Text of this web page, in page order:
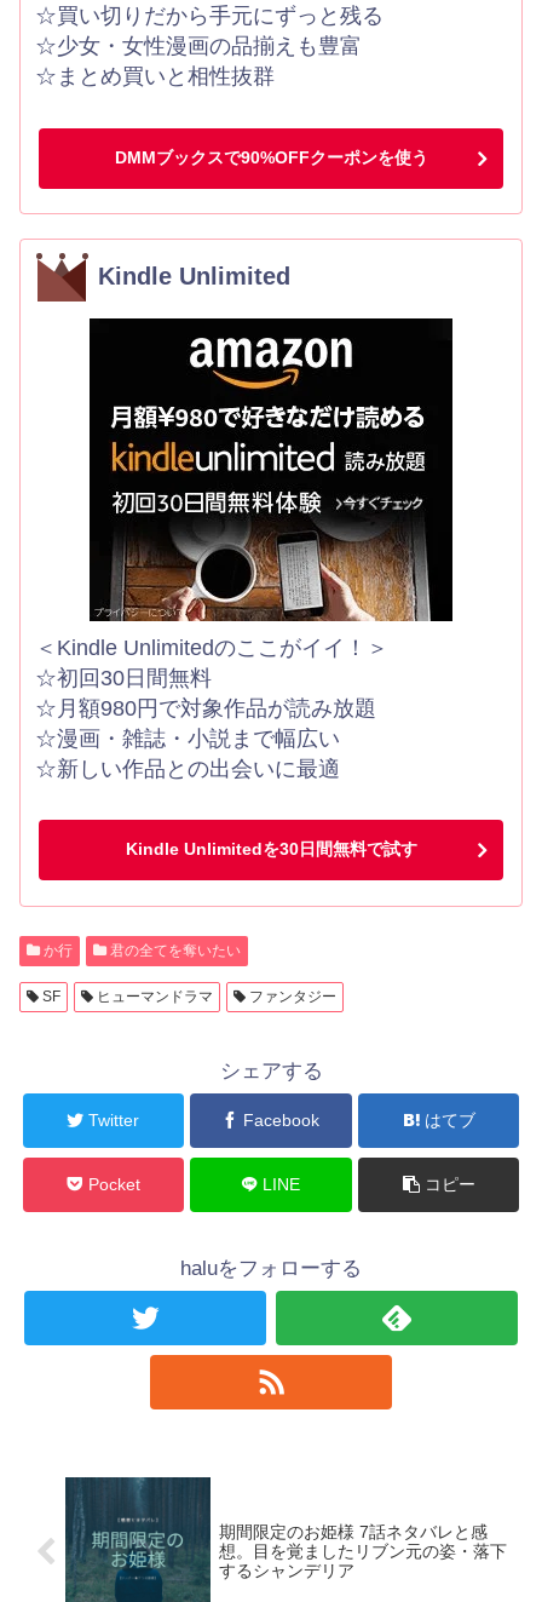
☆買い切りだから手元にずっと残る
☆少女・女性漫画の品揃えも豊富
☆まとめ買いと相性抜群
DMMブックスで90%OFFクーポンを使う
Kindle Unlimited
＜Kindle Unlimitedのここがイイ！＞
☆初回30日間無料
☆月額980円で対象作品が読み放題
☆漫画・雑誌・小説まで幅広い
☆新しい作品との出会いに最適
Kindle Unlimitedを30日間無料で試す
か行 君の全てを奪いたい
SF ヒューマンドラマ ファンタジー
シェアする
Twitter Facebook はてブ
Pocket LINE コピー
haluをフォローする
期間限定のお姫様 7話ネタバレと感
想。目を覚ましたリブン元の姿・落下
するシャンデリア